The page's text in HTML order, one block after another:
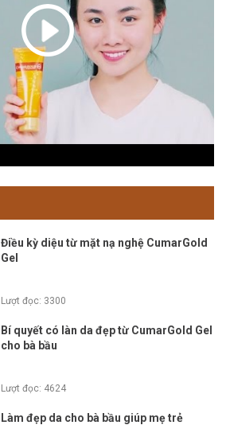
Điều kỳ diệu từ mặt nạ nghệ CumarGold
Gel
Lượt đọc: 3300
Bí quyết có làn da đẹp từ CumarGold Gel
cho bà bầu
Lượt đọc: 4624
Làm đẹp da cho bà bầu giúp mẹ trẻ